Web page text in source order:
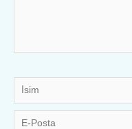
İsim
E-